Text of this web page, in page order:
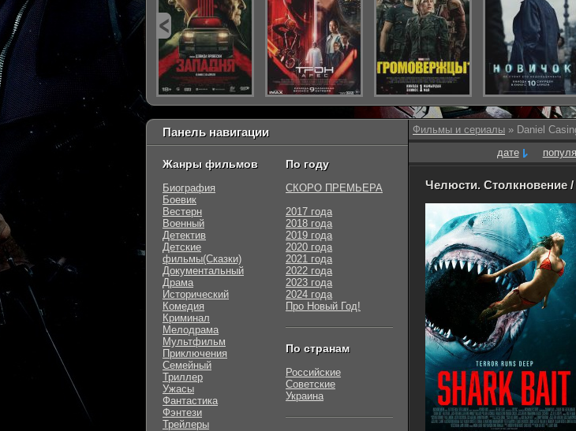
Фильмы и сериалы » Daniel
дате
Челюсти. Столкновение /
Панель навигации
Жанры фильмов
Биография
Боевик
Вестерн
Военный
Детектив
Детские
фильмы(Сказки)
Документальный
Драма
Исторический
Комедия
Криминал
Мелодрама
Мультфильм
Приключения
Семейный
Триллер
Ужасы
Фантастика
Фэнтези
Трейлеры
По году
СКОРО ПРЕМЬЕРА
2017 года
2018 года
2019 года
2020 года
2021 года
2022 года
2023 года
2024 года
Про Новый Год!
По странам
Российские
Советские
Украина